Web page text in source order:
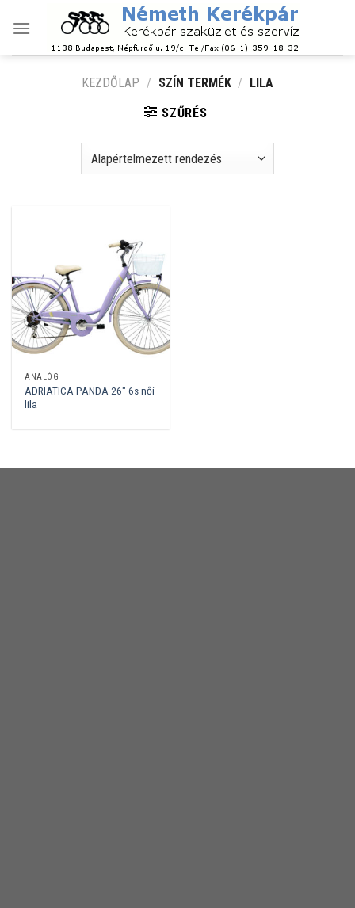
KEZDŐLAP / SZÍN TERMÉK / LILA
SZŰRÉS
ANALÓG
ADRIATICA PANDA 26″ 6s női
lila